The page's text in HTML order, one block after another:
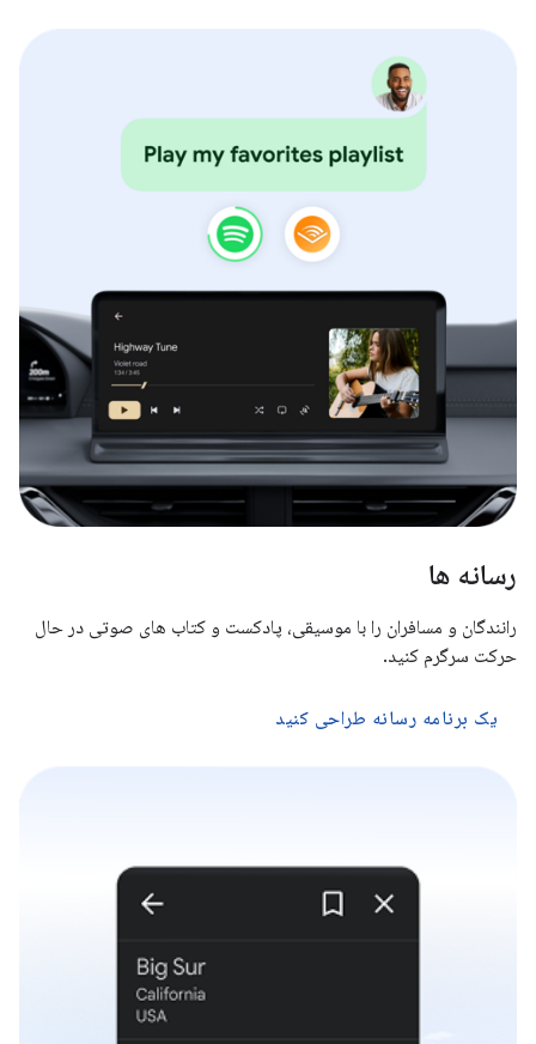
رسانه ها
رانندگان و مسافران را با موسیقی، پادکست و کتاب های صوتی در حال
حرکت سرگرم کنید.
یک برنامه رسانه طراحی کنید